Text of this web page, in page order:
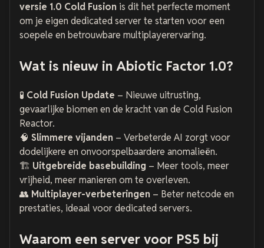
versie 1.0 Cold Fusion is dit het perfecte moment
om je eigen dedicated server te starten voor een
soepele en betrouwbare multiplayerervaring.
Wat is nieuw in Abiotic Factor 1.0?
🧪 Cold Fusion Update – Nieuwe uitrusting,
gevaarlijke biomen en de kracht van de Cold Fusion
Reactor.
🧠 Slimmere vijanden – Verbeterde AI zorgt voor
dodelijkere en onvoorspelbaardere anomalieën.
🏗️ Uitgebreide basebuilding – Meer tools, meer
vrijheid, meer manieren om te overleven.
👥 Multiplayer-verbeteringen – Beter netcode en
prestaties, ideaal voor dedicated servers.
Waarom een server voor PS5 bij